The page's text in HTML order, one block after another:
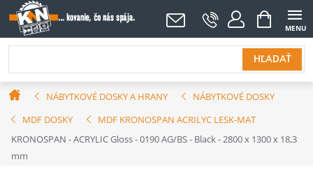
Prejsť
na
obsah
HĽADAŤ
NÁKUPNÝ
KOŠÍK
DomovNÁBYTKOVÉ DOSKY A HRANY
NÁBYTKOVÉ DOSKY
MDF DOSKY
MDF KRONOSPAN ACRILYC LESK-MAT
KRONOSPAN - ACRYLIC Gloss - 0190 AG/BS - Black - 2800 x 1300 x 18,3
mm